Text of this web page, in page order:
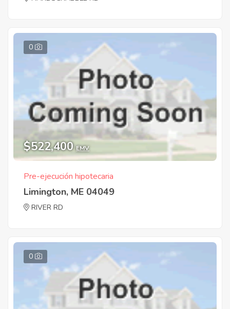
0
$522,400 EMV
Pre-ejecución hipotecaria
Limington, ME 04049
RIVER RD
0